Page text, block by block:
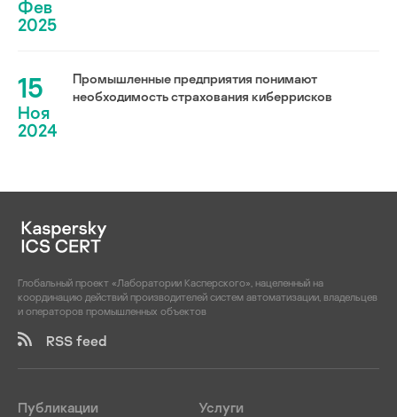
Фев
2025
15
Ноя
2024
Промышленные предприятия понимают
необходимость страхования киберрисков
Глобальный проект «Лаборатории Касперского», нацеленный на
координацию действий производителей систем автоматизации, владельцев
и операторов промышленных объектов
RSS feed
Публикации Услуги